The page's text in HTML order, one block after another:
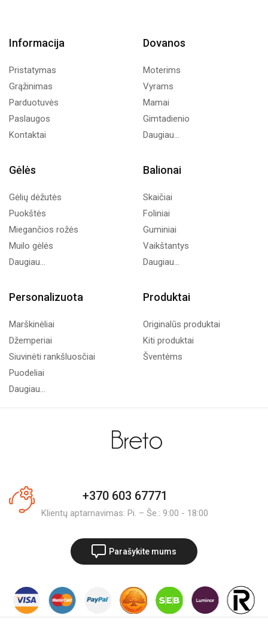
Informacija
Pristatymas
Grąžinimas
Parduotuvės
Paslaugos
Kontaktai
Dovanos
Moterims
Vyrams
Mamai
Gimtadienio
Daugiau...
Gėlės
Gėlių dėžutės
Puokštės
Miegančios rožės
Muilo gėlės
Daugiau...
Balionai
Skaičiai
Foliniai
Guminiai
Vaikštantys
Daugiau...
Personalizuota
Marškinėliai
Džemperiai
Siuvinėti rankšluosčiai
Puodeliai
Daugiau...
Produktai
Originalūs produktai
Kiti produktai
Šventėms
+370 603 67771
Klientų aptarnavimas: Pi. – Še.: 9:00 - 18:00
Parašykite mums